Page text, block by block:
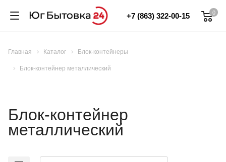
0
+7 (863) 322-00-15
Главная Каталог Блок-контейнеры
Блок-контейнер металлический
Блок-контейнер
металлический